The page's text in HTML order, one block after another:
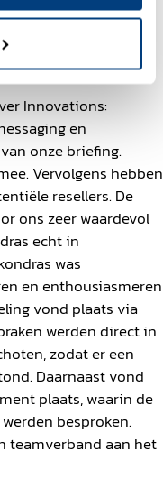
Innovations:
en
onze briefing.
Vervolgens hebben
resellers. De
ons zeer waardevol
echt in
was
en enthousiasmeren
vond plaats via
werden direct in
zodat er een
Daarnaast vond
plaats, waarin de
besproken.
teamverband aan het